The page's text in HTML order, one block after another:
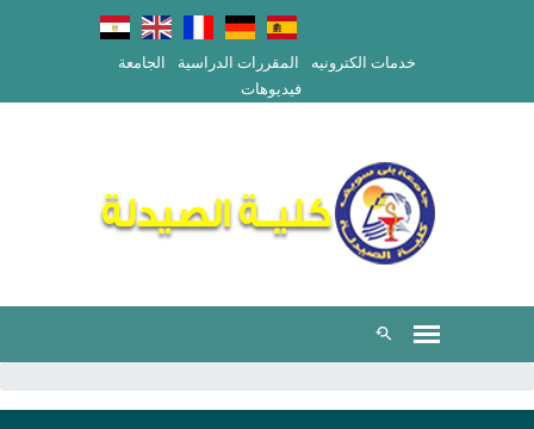
الجامعة المقررات الدراسية
خدمات الكترونيه
فيديوهات